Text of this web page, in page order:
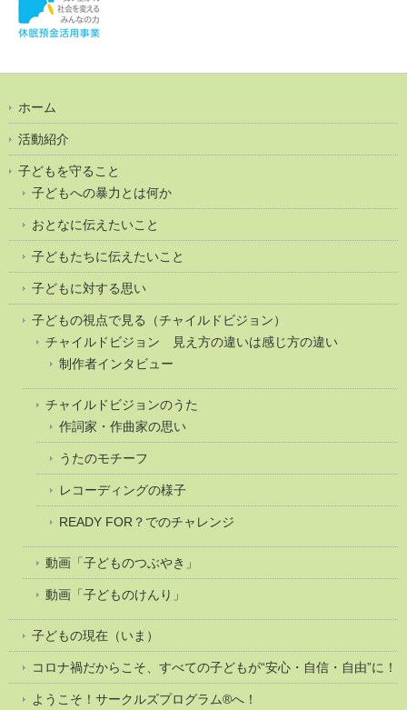
ホーム
活動紹介
子どもを守ること
子どもへの暴力とは何か
おとなに伝えたいこと
子どもたちに伝えたいこと
子どもに対する思い
子どもの視点で見る（チャイルドビジョン）
チャイルドビジョン 見え方の違いは感じ方の違い
制作者インタビュー
チャイルドビジョンのうた
作詞家・作曲家の思い
うたのモチーフ
レコーディングの様子
READY FOR？でのチャレンジ
動画「子どものつぶやき」
動画「子どものけんり」
子どもの現在（いま）
コロナ禍だからこそ、すべての子どもが“安心・自信・自由”に！
ようこそ！サークルズプログラム®へ！